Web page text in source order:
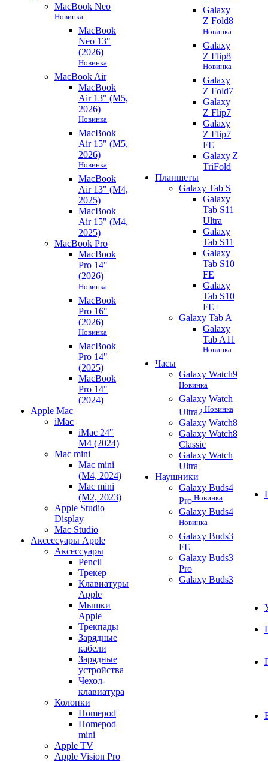
MacBook Neo
Новинка
MacBook
Neo 13"
(2026)
Новинка
MacBook Air
MacBook
Air 13" (M5,
2026)
Новинка
MacBook
Air 15" (M5,
2026)
Новинка
MacBook
Air 13" (M4,
2025)
MacBook
Air 15" (M4,
2025)
MacBook Pro
MacBook
Pro 14"
(2026)
Новинка
MacBook
Pro 16"
(2026)
Новинка
MacBook
Pro 14"
(2025)
MacBook
Pro 14"
(2024)
Apple Mac
iMac
iMac 24"
M4 (2024)
Mac mini
Mac mini
(M4, 2024)
Mac mini
(M2, 2023)
Apple Studio
Display
Mac Studio
Аксессуары Apple
Аксессуары
Pencil
Трекер
Клавиатуры
Apple
Мышки
Apple
Трекпады
Зарядные
кабели
Зарядные
устройства
Чехол-
клавиатура
Колонки
Homepod
Homepod
mini
Apple TV
Apple Vision Pro
Galaxy
Z Fold8
Новинка
Galaxy
Z Flip8
Новинка
Galaxy
Z Fold7
Galaxy
Z Flip7
Galaxy
Z Flip7
FE
Galaxy Z
TriFold
Планшеты
Galaxy Tab S
Galaxy
Tab S11
Ultra
Galaxy
Tab S11
Galaxy
Tab S10
FE
Galaxy
Tab S10
FE+
Galaxy Tab A
Galaxy
Tab A11
Новинка
Часы
Galaxy Watch9
Новинка
Galaxy Watch
Ultra2 Новинка
Galaxy Watch8
Galaxy Watch8
Classic
Galaxy Watch
Ultra
Наушники
Galaxy Buds4
Pro Новинка
Galaxy Buds4
Новинка
Galaxy Buds3
FE
Galaxy Buds3
Pro
Galaxy Buds3